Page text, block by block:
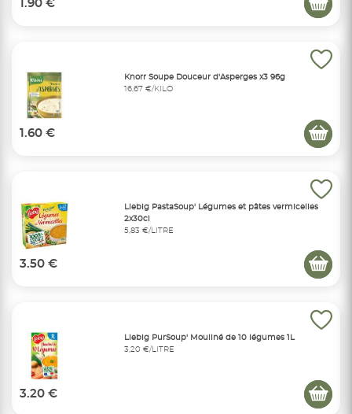
1.90 €
Knorr Soupe Douceur d'Asperges x3 96g
16,67 €/KILO
1.60 €
Liebig PastaSoup' Légumes et pâtes vermicelles
2x30cl
5,83 €/LITRE
3.50 €
Liebig PurSoup' Mouliné de 10 légumes 1L
3,20 €/LITRE
3.20 €